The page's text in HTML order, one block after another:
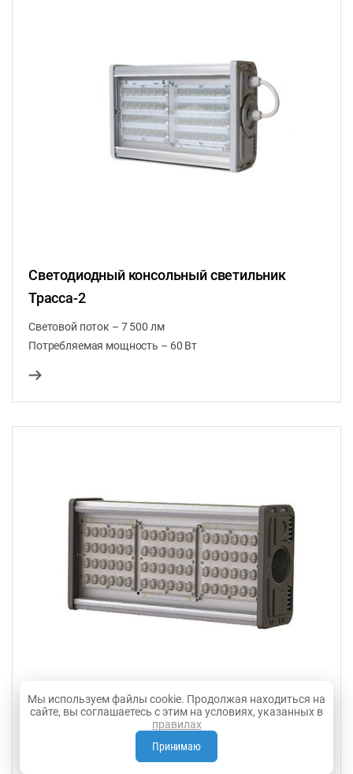
Светодиодный консольный светильник
Трасса-2
Световой поток – 7 500 лм
Потребляемая мощность – 60 Вт
Светодиодный консольный светильник
Мы используем файлы cookie. Продолжая находиться на
сайте, вы соглашаетесь с этим на условиях, указанных в
правилах
Принимаю